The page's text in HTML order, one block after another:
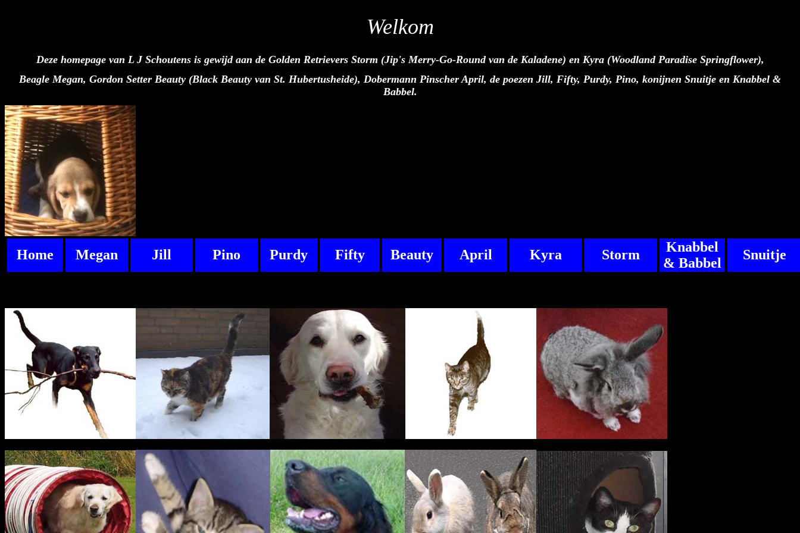
Welkom
Deze homepage van L J Schoutens is gewijd aan de Golden Retrievers Storm (Jip's Merry-Go-Round van de Kaladene) en Kyra (Woodland Paradise Springflower),
Beagle Megan, Gordon Setter Beauty (Black Beauty van St. Hubertusheide), Dobermann Pinscher April, de poezen Jill, Fifty, Purdy, Pino, konijnen Snuitje en Knabbel &
Babbel.
Home Megan Jill Pino Purdy Fifty Beauty April Kyra Storm
Knabbel
& Babbel
Snuitje